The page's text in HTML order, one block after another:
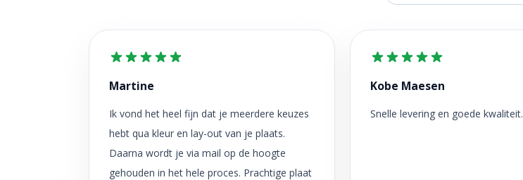
Martine
Ik vond het heel fijn dat je meerdere keuzes
hebt qua kleur en lay-out van je plaats.
Daarna wordt je via mail op de hoogte
gehouden in het hele proces. Prachtige plaat
Kobe Maesen
Snelle levering en goede kwaliteit.